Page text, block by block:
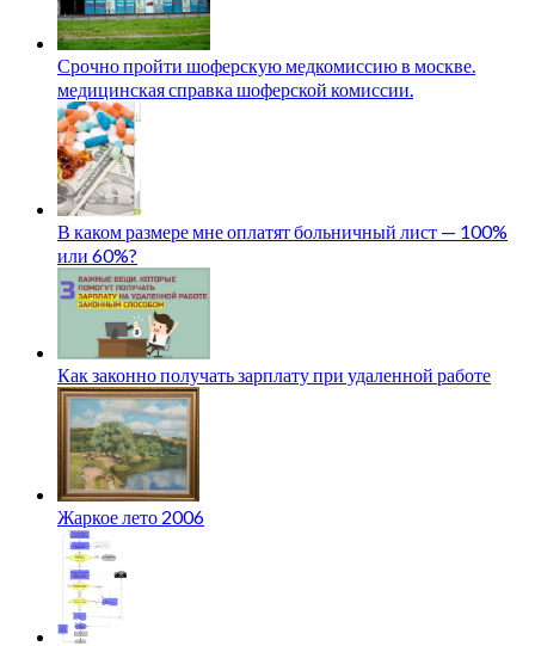
Срочно пройти шоферскую медкомиссию в москве.
медицинская справка шоферской комиссии.
В каком размере мне оплатят больничный лист — 100%
или 60%?
Как законно получать зарплату при удаленной работе
Жаркое лето 2006